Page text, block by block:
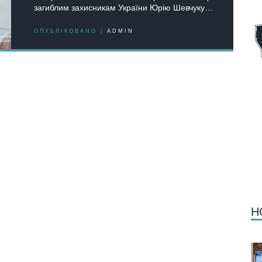
загиблим захисникам України Юрію Шевчуку…
ОПУБЛІКОВАНО | ADMIN